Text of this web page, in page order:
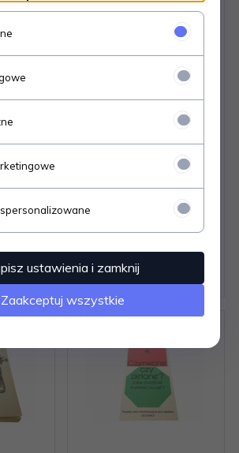
ręki –
(dni
MADONNY I
Dostępne od ręki –
wysyłka w 24h (dni
1 egz.
12,12
ustawienia i zamknij
Zaakceptuj wszystkie